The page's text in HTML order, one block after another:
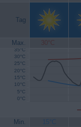
Tag
Max. 30°C
0°C
5°C
10°C
15°C
20°C
25°C
30°C
35°C
Min. 15°C